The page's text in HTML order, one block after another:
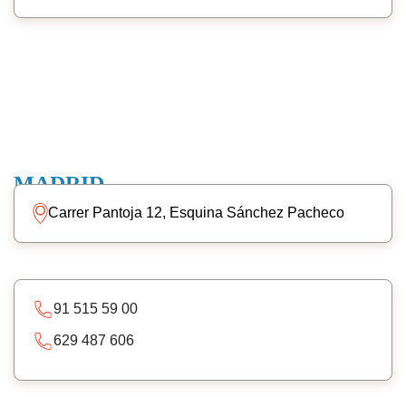
MADRID
Carrer Pantoja 12, Esquina Sánchez Pacheco
91 515 59 00
629 487 606